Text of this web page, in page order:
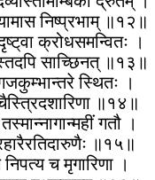
निष्प्रभाम् ॥१२॥
क्रोधसमन्वितः ।
साच्छिनत् ॥१३॥
स्थितः ।
॥१४॥
गतौ ।
॥१५॥
च मृगारिणा ।